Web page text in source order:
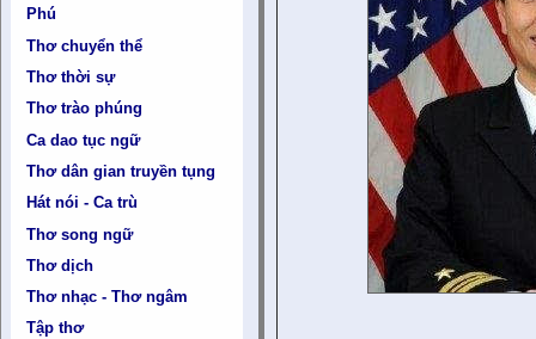
Phú
Thơ chuyển thể
Thơ thời sự
Thơ trào phúng
Ca dao tục ngữ
Thơ dân gian truyền tụng
Hát nói - Ca trù
Thơ song ngữ
Thơ dịch
Thơ nhạc - Thơ ngâm
Tập thơ